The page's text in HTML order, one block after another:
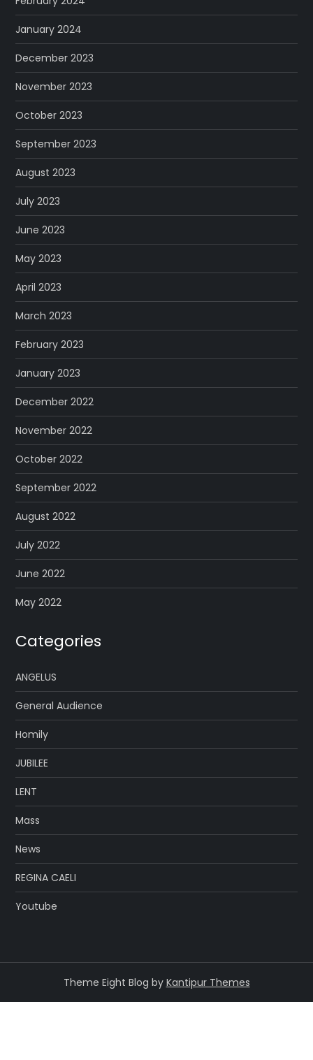
January 2024
December 2023
November 2023
October 2023
September 2023
August 2023
July 2023
June 2023
May 2023
April 2023
March 2023
February 2023
January 2023
December 2022
November 2022
October 2022
September 2022
August 2022
July 2022
June 2022
May 2022
Categories
ANGELUS
General Audience
Homily
JUBILEE
LENT
Mass
News
REGINA CAELI
Youtube
Theme Eight Blog by Kantipur Themes